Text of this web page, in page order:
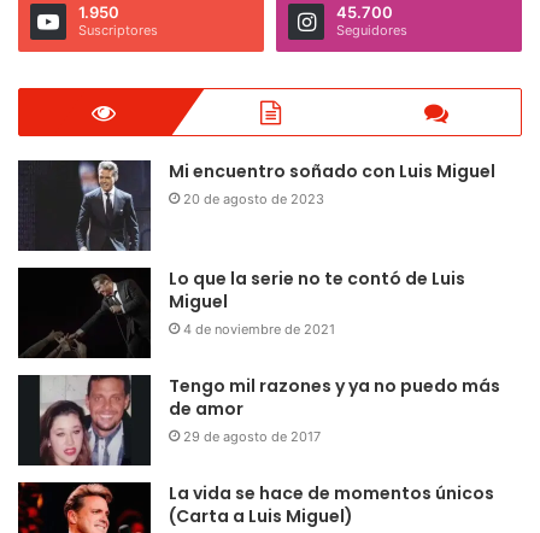
1.950
Suscriptores
45.700
Seguidores
Mi encuentro soñado con Luis Miguel
20 de agosto de 2023
Lo que la serie no te contó de Luis
Miguel
4 de noviembre de 2021
Tengo mil razones y ya no puedo más
de amor
29 de agosto de 2017
La vida se hace de momentos únicos
(Carta a Luis Miguel)